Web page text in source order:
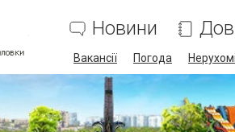
Новини
Вакансії Погода